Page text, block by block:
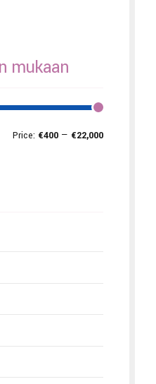
mukaan
Price: €400 — €22,000